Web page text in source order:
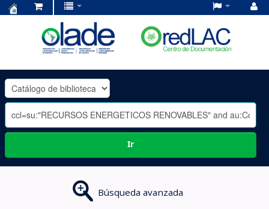
OLADE
-
Ir
Búsqueda avanzada